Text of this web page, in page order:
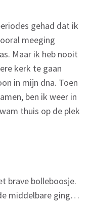
gehad dat ik
meeging
Maar ik heb nooit
kerk te gaan
in mijn dna. Toen
ben ik weer in
thuis op de plek
brave bolleboosje.
middelbare ging…